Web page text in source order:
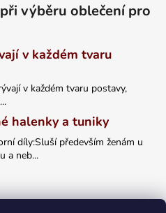
výběru oblečení pro
v každém tvaru
v každém tvaru postavy,
halenky a tuniky
díly:Sluší především ženám u
a neb...